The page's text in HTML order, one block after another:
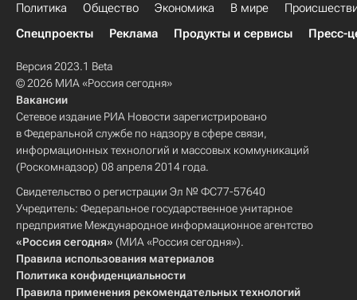
Политика Общество Экономика В мире
Спецпроекты
Реклама Продукты и сервисы Пресс-
Версия 2023.1 Beta
© 2026 МИА «Россия сегодня»
Вакансии
Сетевое издание РИА Новости зарегистрировано
в Федеральной службе по надзору в сфере связи,
информационных технологий и массовых коммуникаций
(Роскомнадзор) 08 апреля 2014 года.
Свидетельство о регистрации Эл № ФС77-57640
Учредитель: Федеральное государственное унитарное
предприятие Международное информационное агентство
«Россия сегодня» (МИА «Россия сегодня»).
Правила использования материалов
Политика конфиденциальности
Правила применения рекомендательных технологий